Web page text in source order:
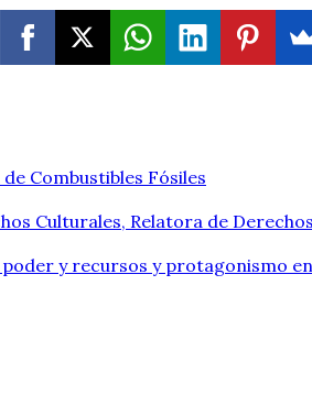
Combustibles Fósiles
Culturales, Relatora de
y recursos y protagonismo